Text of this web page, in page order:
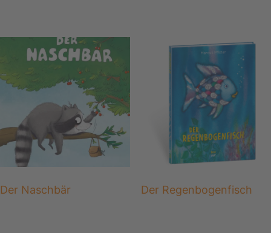
Der Naschbär Der Regenbogenfisch